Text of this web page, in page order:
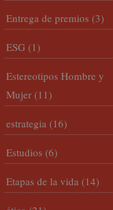
Entrega de premios (3)
ESG (1)
Estereotipos Hombre y
Mujer (11)
estrategia (16)
Estudios (6)
Etapas de la vida (14)